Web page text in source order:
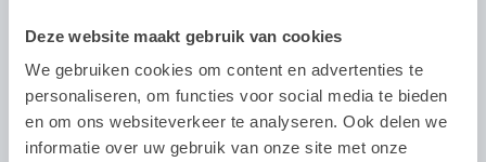
Deze website maakt gebruik van cookies
We gebruiken cookies om content en advertenties te
personaliseren, om functies voor social media te bieden
en om ons websiteverkeer te analyseren. Ook delen we
informatie over uw gebruik van onze site met onze
Offerte aanvragen
Alle projecten